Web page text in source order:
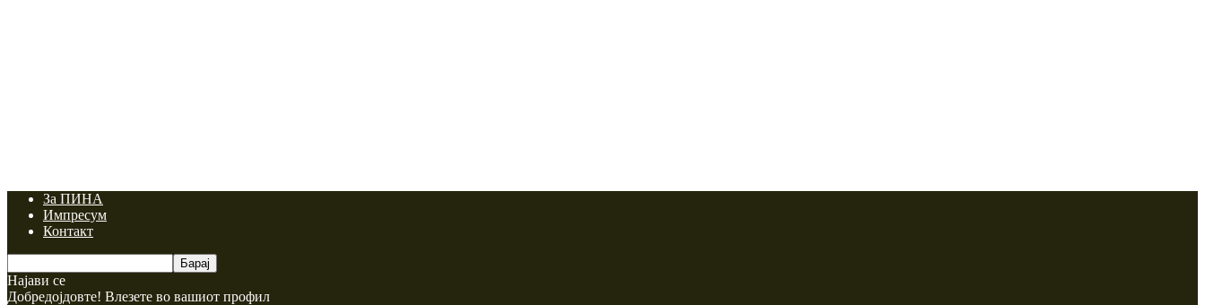
За ПИНА
Импресум
Контакт
Најави се
Добредојдовте! Влезете во вашиот профил